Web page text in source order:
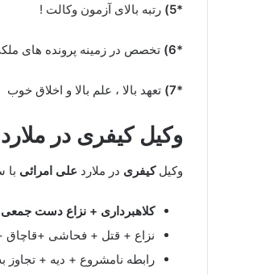
*5) رتبه بالای آزمون وکالت !
*6) تخصص در زمینه پرونده های
*7) تعهد بالا ، علم بالا و اخلاق خوب
وکیل کیفری در ملارد
وکیلکیفری در ملارد علی امرائی با
کلاهبرداری + نزاع دست جمعی
نزاع + قتل + فحاشی +قاچاق
رابطه نامشروع + دیه +